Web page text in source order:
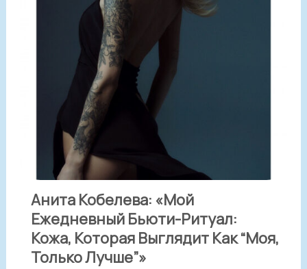
Анита Кобелева: «Мой
Ежедневный Бьюти-Ритуал:
Кожа, Которая Выглядит Как “моя,
Только Лучше”»